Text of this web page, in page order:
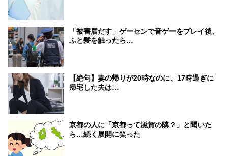
「被害届だす」ゲーセンで音ゲーをプレイ後、
ふと髪を触ったら…
【絶句】妻の帰りが20時なのに、17時過ぎに
帰宅した夫は…
京都の人に「京都って滋賀の隣？」と聞いた
ら…続く展開に笑った